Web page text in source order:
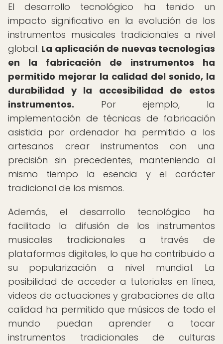
El desarrollo tecnológico ha tenido un
impacto significativo en la evolución de los
instrumentos musicales tradicionales a nivel
global. La aplicación de nuevas tecnologías
en la fabricación de instrumentos ha
permitido mejorar la calidad del sonido, la
durabilidad y la accesibilidad de estos
instrumentos. Por ejemplo, la
implementación de técnicas de fabricación
asistida por ordenador ha permitido a los
artesanos crear instrumentos con una
precisión sin precedentes, manteniendo al
mismo tiempo la esencia y el carácter
tradicional de los mismos.
Además, el desarrollo tecnológico ha
facilitado la difusión de los instrumentos
musicales tradicionales a través de
plataformas digitales, lo que ha contribuido a
su popularización a nivel mundial. La
posibilidad de acceder a tutoriales en línea,
videos de actuaciones y grabaciones de alta
calidad ha permitido que músicos de todo el
mundo puedan aprender a tocar
instrumentos tradicionales de culturas